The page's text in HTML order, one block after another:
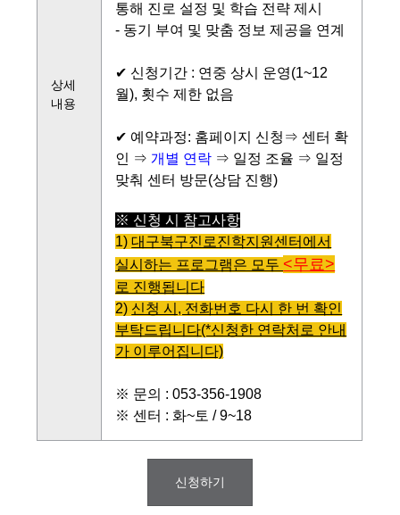
상세
내용
통해 진로 설정 및 학습 전략 제시
- 동기 부여 및 맞춤 정보 제공을 연계
✔ 신청기간 : 연중 상시 운영(1~12
월), 횟수 제한 없음
✔ 예약과정: 홈페이지 신청⇒ 센터 확
인 ⇒개별 연락 ⇒ 일정 조율 ⇒ 일정
맞춰 센터 방문(상담 진행)
※ 신청 시 참고사항
1)대구북구진로진학지원센터에서
실시하는 프로그램은 모두 <무료>
로 진행됩니다
2) 신청 시, 전화번호 다시 한 번 확인
부탁드립니다(*신청한 연락처로 안내
가 이루어집니다)
※ 문의 : 053-356-1908
※ 센터 : 화~토 / 9~18
신청하기